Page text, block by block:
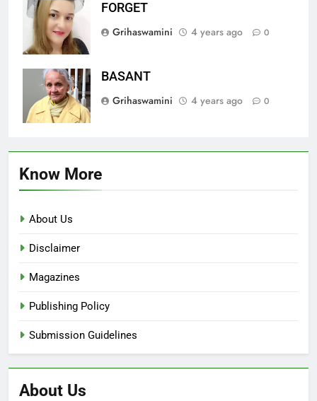
FORGET
Grihaswamini
4 years ago 0
BASANT
Grihaswamini
4 years ago 0
Know More
About Us
Disclaimer
Magazines
Publishing Policy
Submission Guidelines
About Us